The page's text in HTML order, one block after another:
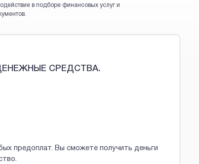
в подборе финансовых услуг и
СРЕДСТВА.
предоплат. Вы сможете получить деньги